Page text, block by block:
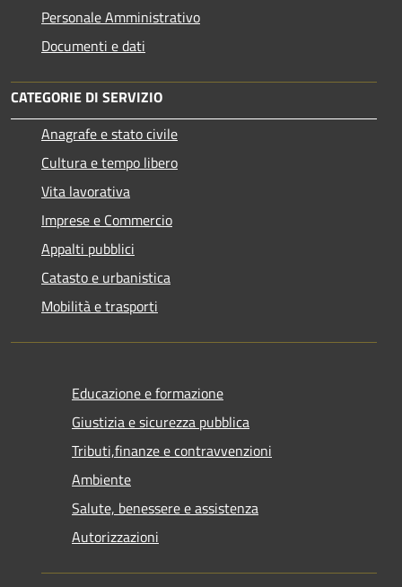
Personale Amministrativo
Documenti e dati
CATEGORIE DI SERVIZIO
Anagrafe e stato civile
Cultura e tempo libero
Vita lavorativa
Imprese e Commercio
Appalti pubblici
Catasto e urbanistica
Mobilità e trasporti
Educazione e formazione
Giustizia e sicurezza pubblica
Tributi,finanze e contravvenzioni
Ambiente
Salute, benessere e assistenza
Autorizzazioni